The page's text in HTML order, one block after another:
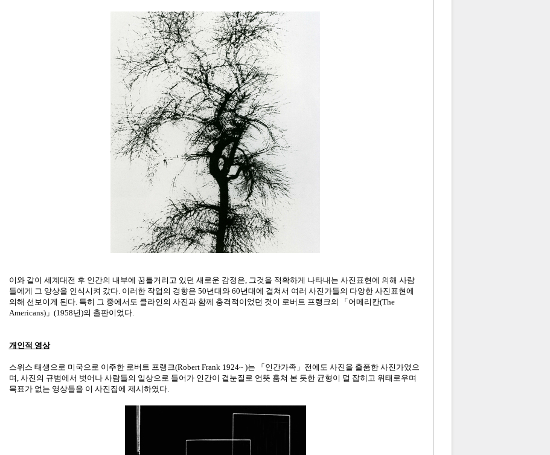
이와 같이 세계대전 후 인간의 내부에 꿈틀거리고 있던 새로운 감정은, 그것을 적확하게 나타내는 사진표현에 의해 사람
들에게 그 양상을 인식시켜 갔다. 이러한 작업의 경향은 50년대와 60년대에 걸쳐서 여러 사진가들의 다양한 사진표현에
의해 선보이게 된다. 특히 그 중에서도 클라인의 사진과 함께 충격적이었던 것이 로버트 프랭크의 「어메리칸(The
Americans)」(1958년)의 출판이었다.
개인적 영상
스위스 태생으로 미국으로 이주한 로버트 프랭크(Robert Frank 1924~ )는 「인간가족」전에도 사진을 출품한 사진가였으
며, 사진의 규범에서 벗어나 사람들의 일상으로 들어가 인간이 곁눈질로 언뜻 훔쳐 본 듯한 균형이 덜 잡히고 위태로우며
목표가 없는 영상들을 이 사진집에 제시하였다.